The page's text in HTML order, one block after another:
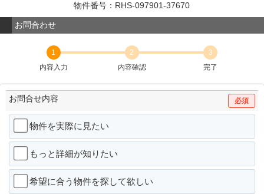
物件番号：RHS-097901-37670
お問合わせ
1
内容入力
2
内容確認
3
完了
お問合せ内容 必須
物件を実際に見たい
もっと詳細が知りたい
希望に合う物件を探して欲しい